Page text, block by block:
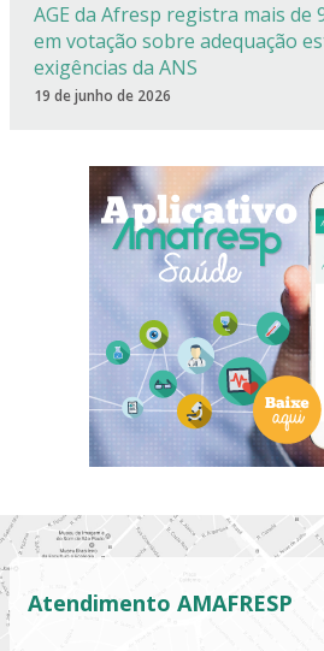
AGE da Afresp registra mais de
em votação sobre adequação
exigências da ANS
19 de junho de 2026
Atendimento AMAFRESP